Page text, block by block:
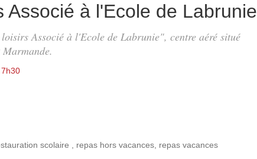
Associé à l'Ecole de Labrunie
Associé à l'Ecole de Labrunie", centre aéré situé
scolaire repas hors vacances repas vacances